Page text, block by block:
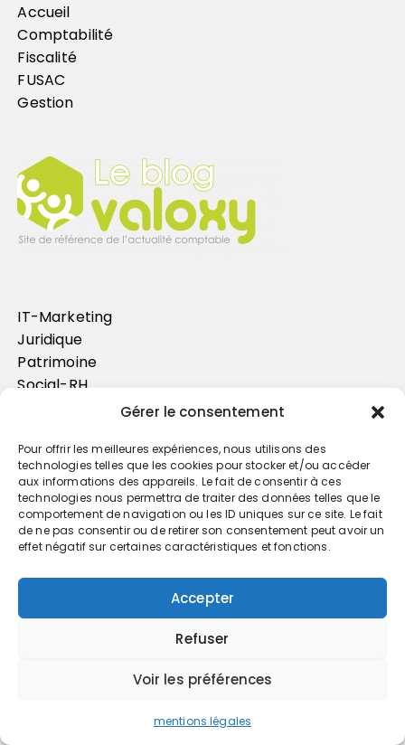
Gérer le consentement
Pour offrir les meilleures expériences, nous utilisons des
technologies telles que les cookies pour stocker et/ou accéder
aux informations des appareils. Le fait de consentir à ces
technologies nous permettra de traiter des données telles que le
comportement de navigation ou les ID uniques sur ce site. Le fait
de ne pas consentir ou de retirer son consentement peut avoir un
effet négatif sur certaines caractéristiques et fonctions.
Accepter
Refuser
Voir les préférences
mentions légales
Accueil
Comptabilité
Fiscalité
FUSAC
Gestion
IT-Marketing
Juridique
Patrimoine
Social-RH
Trouvez votre cabinet